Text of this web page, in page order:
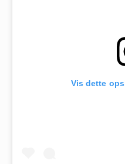
Vis dette